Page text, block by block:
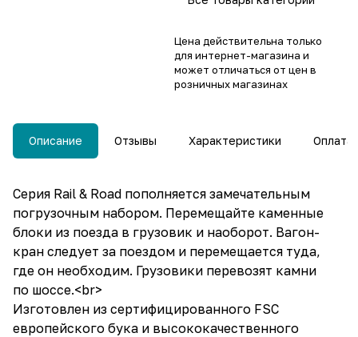
Цена действительна только
для интернет-магазина и
может отличаться от цен в
розничных магазинах
Описание Отзывы Характеристики Оплата
Серия Rail & Road пополняется замечательным
погрузочным набором. Перемещайте каменные
блоки из поезда в грузовик и наоборот. Вагон-
кран следует за поездом и перемещается туда,
где он необходим. Грузовики перевозят камни
по шоссе.<br>
Изготовлен из сертифицированного FSC
европейского бука и высококачественного